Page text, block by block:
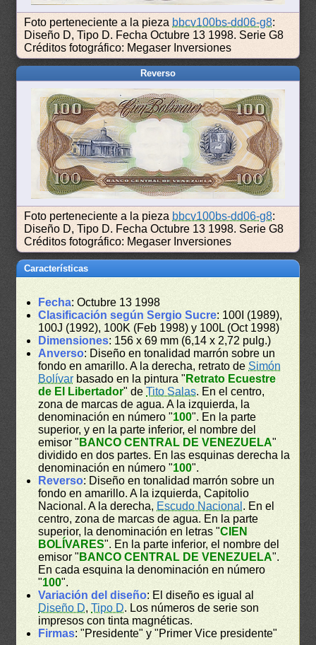
Foto perteneciente a la pieza bbcv100bs-dd06-g8:
Diseño D, Tipo D. Fecha Octubre 13 1998. Serie G8
Créditos fotográfico: Megaser Inversiones
Reverso
Foto perteneciente a la pieza bbcv100bs-dd06-g8:
Diseño D, Tipo D. Fecha Octubre 13 1998. Serie G8
Créditos fotográfico: Megaser Inversiones
Características
Fecha: Octubre 13 1998
Clasificación según Sergio Sucre: 100I (1989),
100J (1992), 100K (Feb 1998) y 100L (Oct 1998)
Dimensiones: 156 x 69 mm (6,14 x 2,72 pulg.)
Anverso: Diseño en tonalidad marrón sobre un
fondo en amarillo. A la derecha, retrato de Simón
Bolívarbasado en la pintura " Retrato Ecuestre
de El Libertador" deTito Salas. En el centro,
zona de marcas de agua. A la izquierda, la
denominación en número "100". En la parte
superior, y en la parte inferior, el nombre del
emisor " BANCO CENTRAL DE VENEZUELA"
dividido en dos partes. En las esquinas derecha la
denominación en número "100".
Reverso: Diseño en tonalidad marrón sobre un
fondo en amarillo. A la izquierda, Capitolio
Nacional. A la derecha, Escudo Nacional . En el
centro, zona de marcas de agua. En la parte
superior, la denominación en letras "CIEN
BOLÍVARES". En la parte inferior, el nombre del
emisor " BANCO CENTRAL DE VENEZUELA".
En cada esquina la denominación en número
"100".
Variación del diseño: El diseño es igual al
Diseño D,Tipo D. Los números de serie son
impresos con tinta magnéticas.
Firmas: "Presidente" y "Primer Vice presidente"